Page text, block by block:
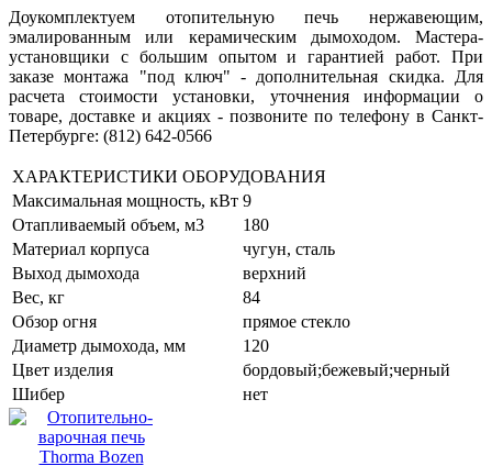
Доукомплектуем отопительную печь нержавеющим,
эмалированным или керамическим дымоходом. Мастера-
установщики с большим опытом и гарантией работ. При
заказе монтажа "под ключ" - дополнительная скидка. Для
расчета стоимости установки, уточнения информации о
товаре, доставке и акциях - позвоните по телефону в Санкт-
Петербурге: (812) 642-0566
ХАРАКТЕРИСТИКИ ОБОРУДОВАНИЯ
Максимальная мощность, кВт 9
Отапливаемый объем, м3
180
Материал корпуса
чугун, сталь
Выход дымохода
верхний
Вес, кг
84
Обзор огня
прямое стекло
Диаметр дымохода, мм
120
Цвет изделия
бордовый;бежевый;черный
Шибер
нет